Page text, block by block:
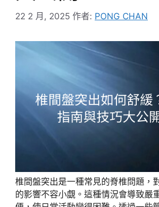
22 2 月, 2025 作者: PONG CHAN
椎間盤突出是一種常見的脊椎問題，
的影響不容小覷。這種情況會導致嚴